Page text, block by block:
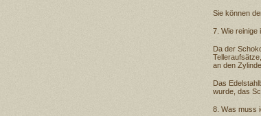
Sie können
7. Wie reinige
Da der
an den
Das
wurde, das
8. Was muss